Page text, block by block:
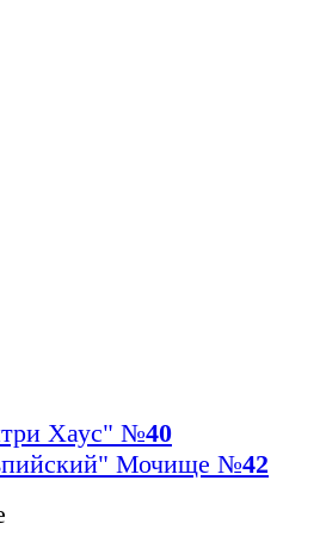
Хаус" №40
Мочище №42